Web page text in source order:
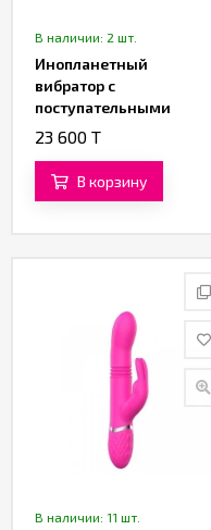
В наличии: 2 шт.
Инопланетный
вибратор с
поступательными
движениями
23 600 T
В корзину
В наличии: 11 шт.